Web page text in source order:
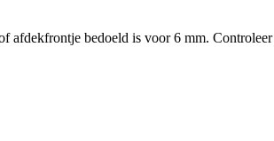
bedoeld is voor 6 mm.